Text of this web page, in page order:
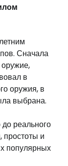
Сначала
в
оружия, в
выбрана.
реального
простоты и
популярных